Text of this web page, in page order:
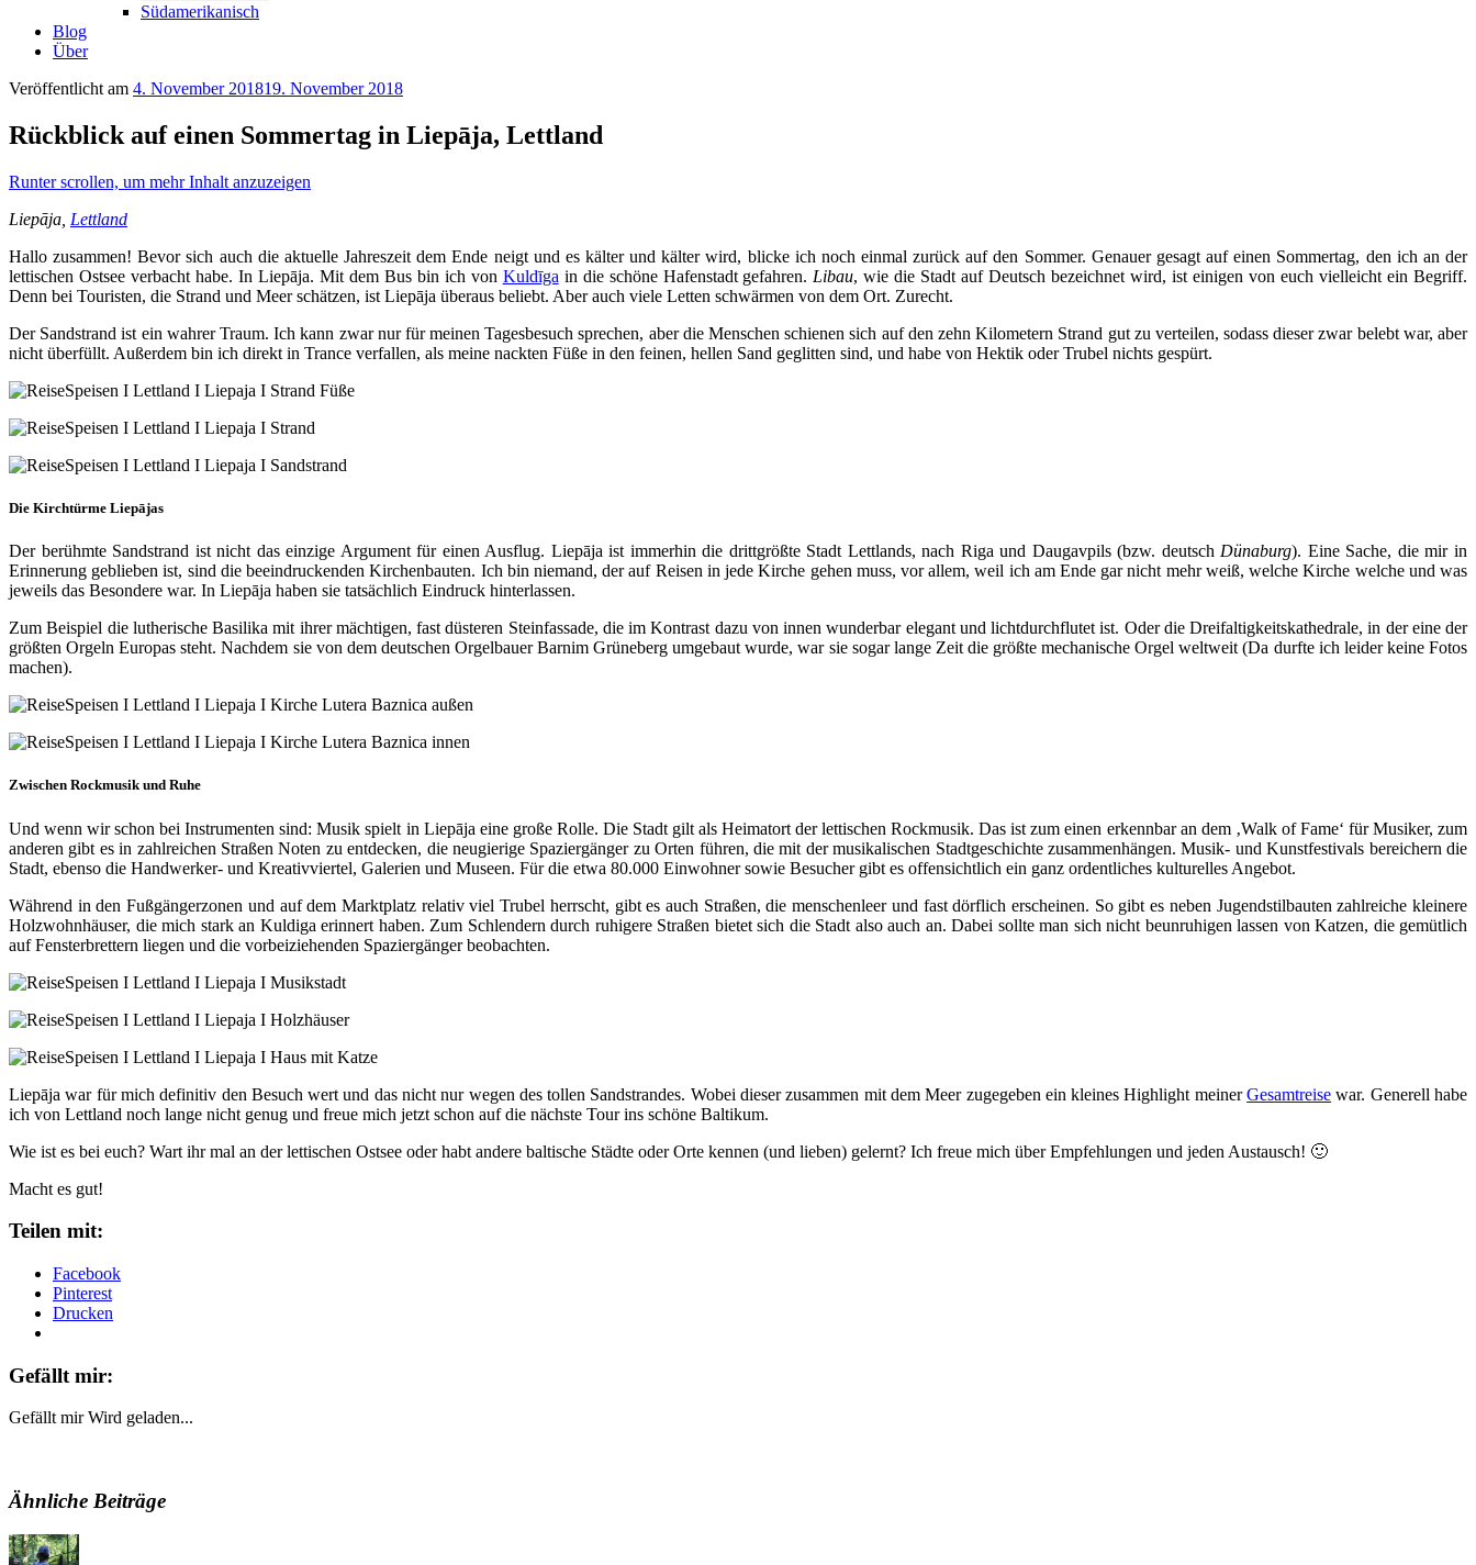
Südamerikanisch
Blog
Über
Veröffentlicht am 4. November 201819. November 2018
Rückblick auf einen Sommertag in Liepāja, Lettland
Runter scrollen, um mehr Inhalt anzuzeigen
Liepāja, Lettland
Hallo zusammen! Bevor sich auch die aktuelle Jahreszeit dem Ende neigt und es kälter und kälter wird, blicke ich noch einmal zurück auf den Sommer. Genauer gesagt auf einen Sommertag, den ich an der
lettischen Ostsee verbacht habe. In Liepāja. Mit dem Bus bin ich von Kuldīga in die schöne Hafenstadt gefahren. Libau, wie die Stadt auf Deutsch bezeichnet wird, ist einigen von euch vielleicht ein Begriff.
Denn bei Touristen, die Strand und Meer schätzen, ist Liepāja überaus beliebt. Aber auch viele Letten schwärmen von dem Ort. Zurecht.
Der Sandstrand ist ein wahrer Traum. Ich kann zwar nur für meinen Tagesbesuch sprechen, aber die Menschen schienen sich auf den zehn Kilometern Strand gut zu verteilen, sodass dieser zwar belebt war, aber
nicht überfüllt. Außerdem bin ich direkt in Trance verfallen, als meine nackten Füße in den feinen, hellen Sand geglitten sind, und habe von Hektik oder Trubel nichts gespürt.
Die Kirchtürme Liepājas
Der berühmte Sandstrand ist nicht das einzige Argument für einen Ausflug. Liepāja ist immerhin die drittgrößte Stadt Lettlands, nach Riga und Daugavpils (bzw. deutsch Dünaburg). Eine Sache, die mir in
Erinnerung geblieben ist, sind die beeindruckenden Kirchenbauten. Ich bin niemand, der auf Reisen in jede Kirche gehen muss, vor allem, weil ich am Ende gar nicht mehr weiß, welche Kirche welche und was
jeweils das Besondere war. In Liepāja haben sie tatsächlich Eindruck hinterlassen.
Zum Beispiel die lutherische Basilika mit ihrer mächtigen, fast düsteren Steinfassade, die im Kontrast dazu von innen wunderbar elegant und lichtdurchflutet ist. Oder die Dreifaltigkeitskathedrale, in der eine der
größten Orgeln Europas steht. Nachdem sie von dem deutschen Orgelbauer Barnim Grüneberg umgebaut wurde, war sie sogar lange Zeit die größte mechanische Orgel weltweit (Da durfte ich leider keine Fotos
machen).
Zwischen Rockmusik und Ruhe
Und wenn wir schon bei Instrumenten sind: Musik spielt in Liepāja eine große Rolle. Die Stadt gilt als Heimatort der lettischen Rockmusik. Das ist zum einen erkennbar an dem ‚Walk of Fame‘ für Musiker, zum
anderen gibt es in zahlreichen Straßen Noten zu entdecken, die neugierige Spaziergänger zu Orten führen, die mit der musikalischen Stadtgeschichte zusammenhängen. Musik- und Kunstfestivals bereichern die
Stadt, ebenso die Handwerker- und Kreativviertel, Galerien und Museen. Für die etwa 80.000 Einwohner sowie Besucher gibt es offensichtlich ein ganz ordentliches kulturelles Angebot.
Während in den Fußgängerzonen und auf dem Marktplatz relativ viel Trubel herrscht, gibt es auch Straßen, die menschenleer und fast dörflich erscheinen. So gibt es neben Jugendstilbauten zahlreiche kleinere
Holzwohnhäuser, die mich stark an Kuldiga erinnert haben. Zum Schlendern durch ruhigere Straßen bietet sich die Stadt also auch an. Dabei sollte man sich nicht beunruhigen lassen von Katzen, die gemütlich
auf Fensterbrettern liegen und die vorbeiziehenden Spaziergänger beobachten.
Liepāja war für mich definitiv den Besuch wert und das nicht nur wegen des tollen Sandstrandes. Wobei dieser zusammen mit dem Meer zugegeben ein kleines Highlight meinerGesamtreise war. Generell habe
ich von Lettland noch lange nicht genug und freue mich jetzt schon auf die nächste Tour ins schöne Baltikum.
Wie ist es bei euch? Wart ihr mal an der lettischen Ostsee oder habt andere baltische Städte oder Orte kennen (und lieben) gelernt? Ich freue mich über Empfehlungen und jeden Austausch! 🙂
Macht es gut!
Teilen mit:
Facebook
Pinterest
Drucken
Gefällt mir:
Gefällt mir Wird geladen...
Ähnliche Beiträge